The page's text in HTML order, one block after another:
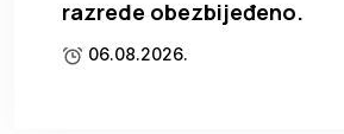
razrede obezbijeđeno.
06.08.2026.